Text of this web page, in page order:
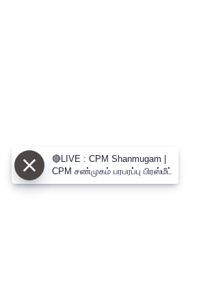
🔴LIVE : CPM Shanmugam |
CPM சண்முகம் பரபரப்பு பிரஸ்மீட்